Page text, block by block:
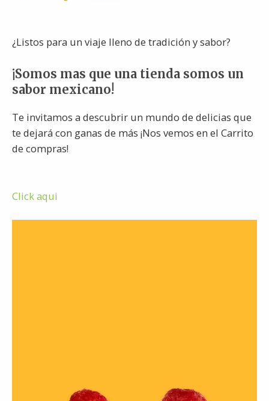
¿Listos para un viaje lleno de tradición y sabor?
¡Somos mas que una tienda somos un
sabor mexicano!
Te invitamos a descubrir un mundo de delicias que
te dejará con ganas de más ¡Nos vemos en el Carrito
de compras!
Click aqui